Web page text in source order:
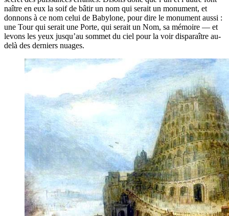
naître en eux la soif de bâtir un nom qui serait un monument, et
donnons à ce nom celui de Babylone, pour dire le monument aussi :
une Tour qui serait une Porte, qui serait un Nom, sa mémoire — et
levons les yeux jusqu’au sommet du ciel pour la voir disparaître au-
delà des derniers nuages.